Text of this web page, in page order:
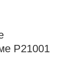
Р21001